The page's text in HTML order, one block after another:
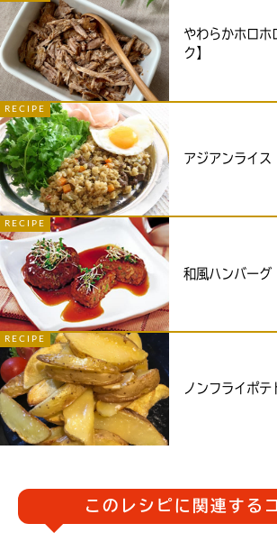
やわらかホロホ
ク】
RECIPE
アジアンライス
RECIPE
和風ハンバーグ
RECIPE
ノンフライポテ
このレシピに関連する